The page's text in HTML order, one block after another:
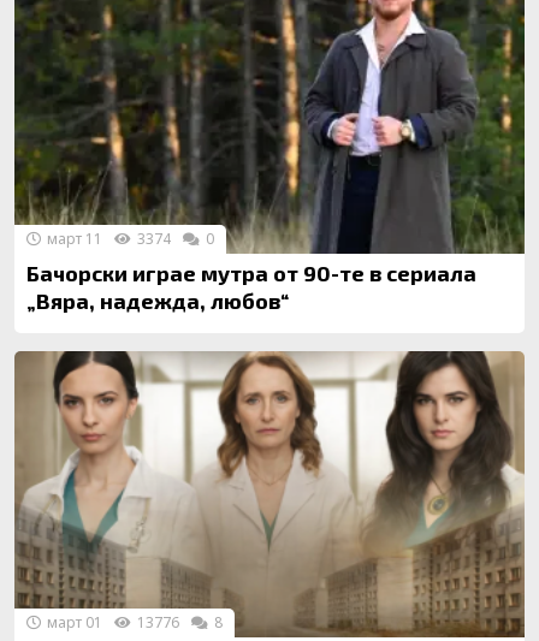
Бачорски играе мутра от 90-те в сериала
„Вяра, надежда, любов“
март 11 3374 0
март 01 13776 8